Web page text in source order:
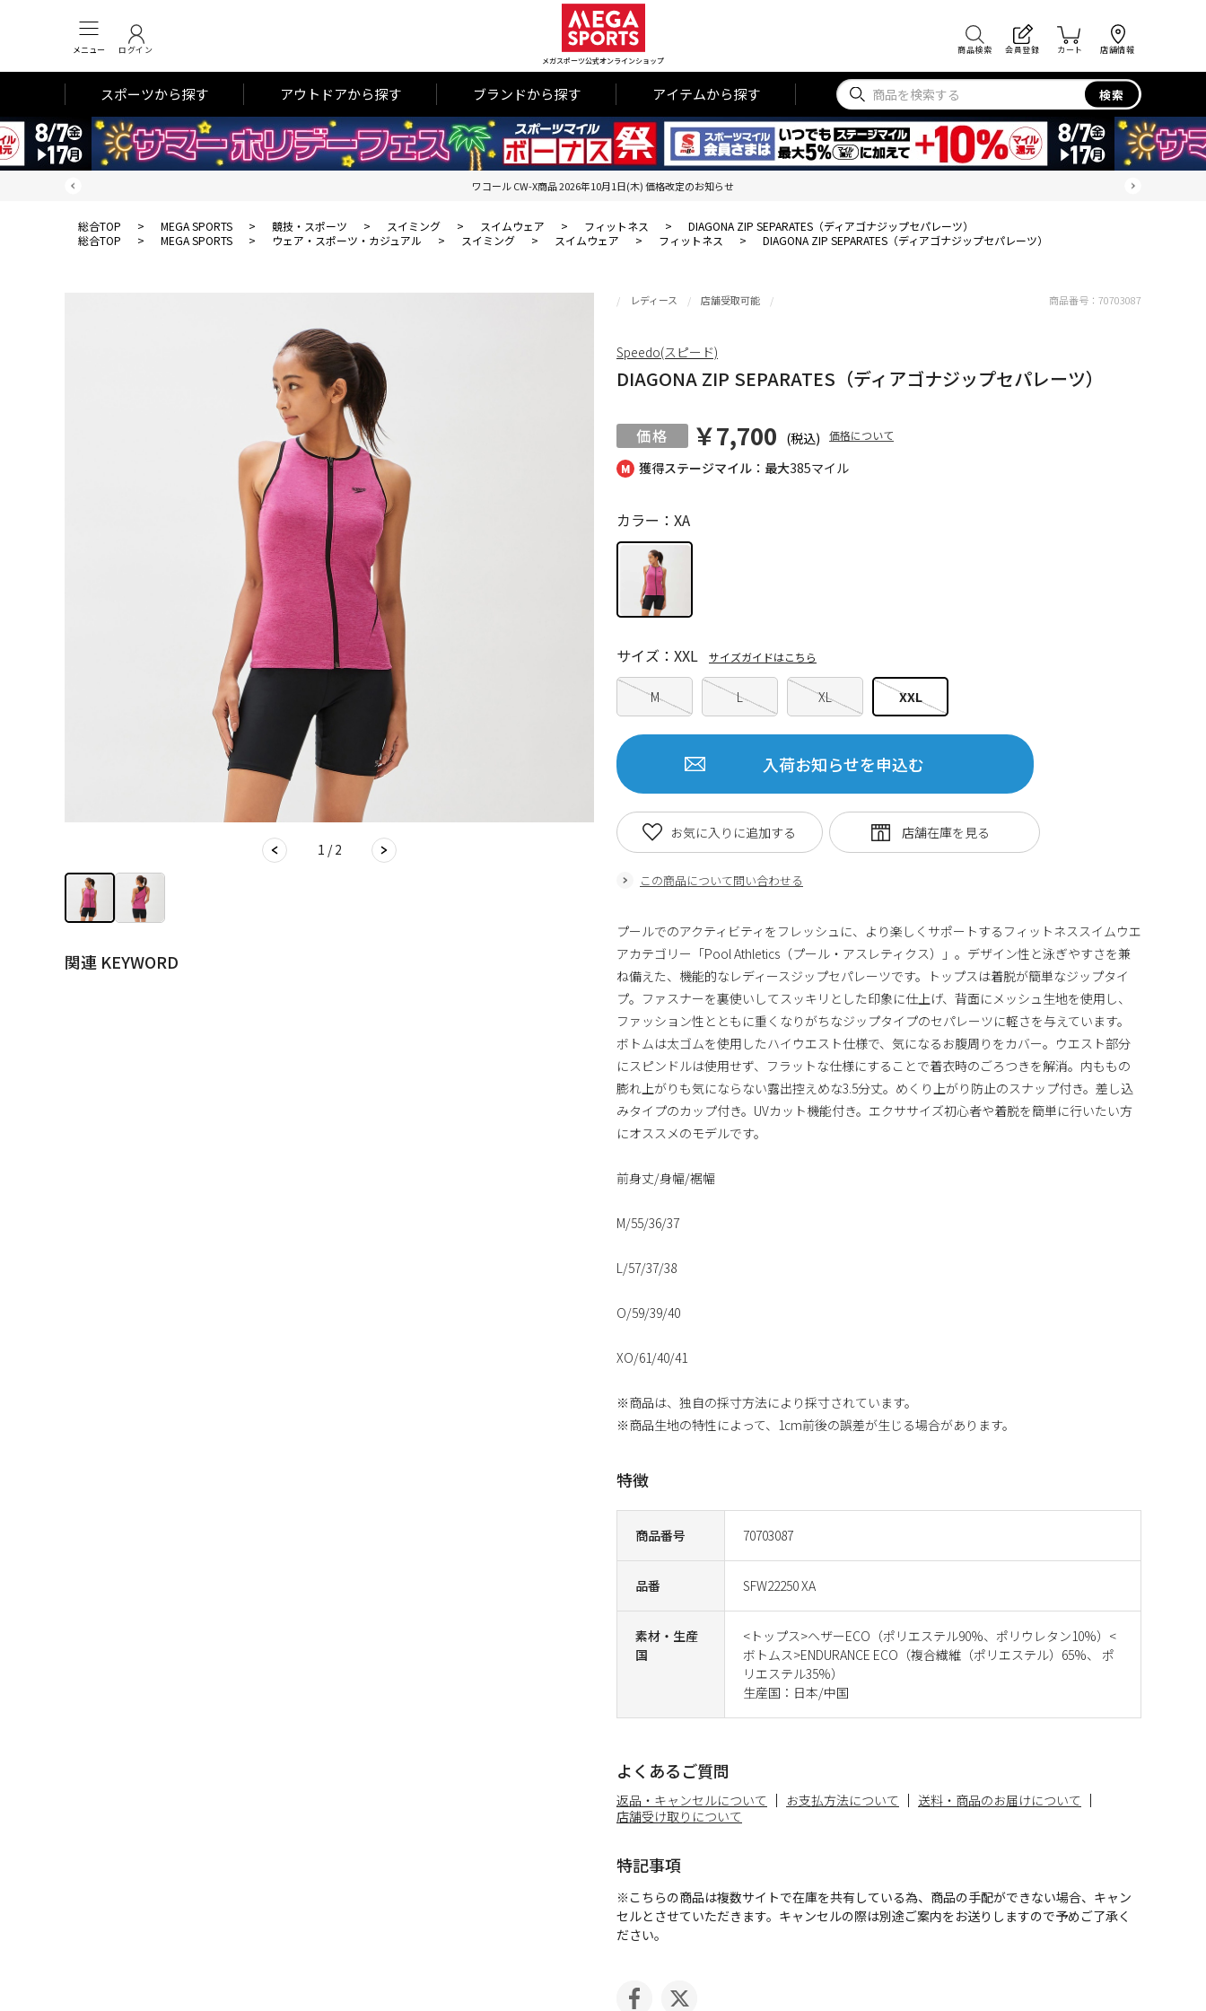
メニュー ログイン
メガスポーツ公式オンラインショップ
商品検索 会員登録 カート 店舗情報
スポーツから探す アウトドアから探す ブランドから探す アイテムから探す 検索
ワコール CW-X商品 2026年10月1日(木) 価格改定のお知らせ
総合TOP > MEGA SPORTS > 競技・スポーツ > スイミング > スイムウェア > フィットネス >
DIAGONA ZIP SEPARATES（ディアゴナジップセパレーツ）
総合TOP
> MEGA SPORTS > ウェア・スポーツ・カジュアル > スイミング > スイムウェア > フィットネス > DIAGONA ZIP SEPARATES（ディアゴナジップセパレーツ）
1 / 2
関連 KEYWORD
獲得ステージマイル：最大385マイル
レディース 店舗受取可能
DIAGONA ZIP SEPARATES（ディアゴナジップセパレーツ）
￥7,700 (税込) 価格について
商品番号 70703087
品番 SFW22250 XA
素材・生産
国
<トップス>ヘザーECO（ポリエステル90%、ポリウレタン10%）<
ボトムス>ENDURANCE ECO（複合繊維（ポリエステル）65%、 ポ
リエステル35%）
生産国：日本/中国
カラー：XA
M L XL XXL
サイズ：XXL サイズガイドはこちら
入荷お知らせを申込む
この商品について問い合わせる
お気に入りに追加する
商品番号： 70703087
Speedo(スピード)
プールでのアクティビティをフレッシュに、より楽しくサポートするフィットネススイムウエ
アカテゴリー「Pool Athletics（プール・アスレティクス）」。デザイン性と泳ぎやすさを兼
ね備えた、機能的なレディースジップセパレーツです。トップスは着脱が簡単なジップタイ
プ。ファスナーを裏使いしてスッキリとした印象に仕上げ、背面にメッシュ生地を使用し、
ファッション性とともに重くなりがちなジップタイプのセパレーツに軽さを与えています。
ボトムは太ゴムを使用したハイウエスト仕様で、気になるお腹周りをカバー。ウエスト部分
にスピンドルは使用せず、フラットな仕様にすることで着衣時のごろつきを解消。内ももの
膨れ上がりも気にならない露出控えめな3.5分丈。めくり上がり防止のスナップ付き。差し込
みタイプのカップ付き。UVカット機能付き。エクササイズ初心者や着脱を簡単に行いたい方
にオススメのモデルです。
前身丈/身幅/裾幅
M/55/36/37
L/57/37/38
O/59/39/40
XO/61/40/41
※商品は、独自の採寸方法により採寸されています。
※商品生地の特性によって、1cm前後の誤差が生じる場合があります。
特徴
よくあるご質問
返品・キャンセルについて お支払方法について
送料・商品のお届けについて
店舗受け取りについて
特記事項
※こちらの商品は複数サイトで在庫を共有している為、商品の手配ができない場合、キャン
セルとさせていただきます。キャンセルの際は別途ご案内をお送りしますので予めご了承く
ださい。